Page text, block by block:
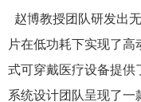
赵博教授团队研发出
片在低功耗下实现了
式可穿戴医疗设备提供
系统设计团队呈现了一